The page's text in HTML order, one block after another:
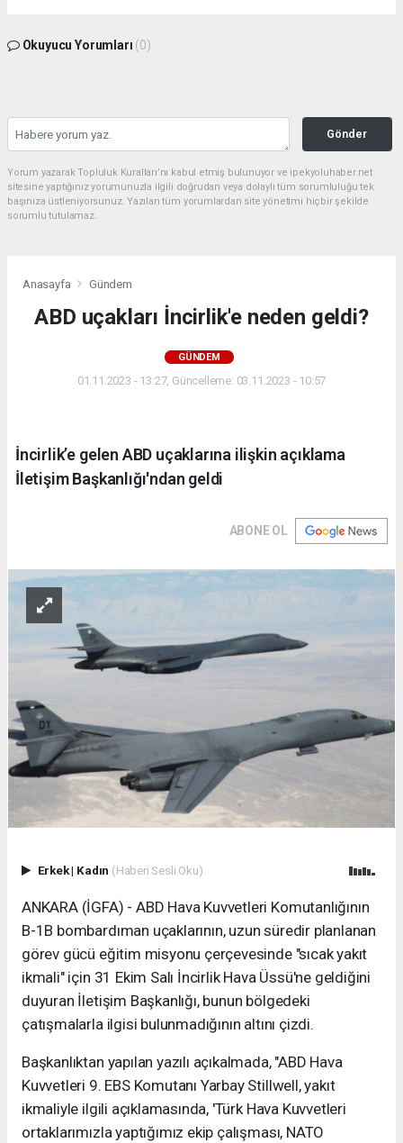
Okuyucu Yorumları (0)
Gönder
Yorum yazarak Topluluk Kuralları’nı kabul etmiş bulunuyor ve ipekyoluhaber.net
sitesine yaptığınız yorumunuzla ilgili doğrudan veya dolaylı tüm sorumluluğu tek
başınıza üstleniyorsunuz. Yazılan tüm yorumlardan site yönetimi hiçbir şekilde
sorumlu tutulamaz.
Anasayfa Gündem
ABD uçakları İncirlik'e neden geldi?
GÜNDEM
01.11.2023 - 13:27, Güncelleme: 03.11.2023 - 10:57
İncirlik’e gelen ABD uçaklarına ilişkin açıklama
İletişim Başkanlığı'ndan geldi
ABONE OL
Erkek| Kadın (Haberi Sesli Oku)
ANKARA (İGFA) - ABD Hava Kuvvetleri Komutanlığının
B-1B bombardıman uçaklarının, uzun süredir planlanan
görev gücü eğitim misyonu çerçevesinde "sıcak yakıt
ikmali" için 31 Ekim Salı İncirlik Hava Üssü'ne geldiğini
duyuran İletişim Başkanlığı, bunun bölgedeki
çatışmalarla ilgisi bulunmadığının altını çizdi.
Başkanlıktan yapılan yazılı açıkalmada, "ABD Hava
Kuvvetleri 9. EBS Komutanı Yarbay Stillwell, yakıt
ikmaliyle ilgili açıklamasında, 'Türk Hava Kuvvetleri
ortaklarımızla yaptığımız ekip çalışması, NATO